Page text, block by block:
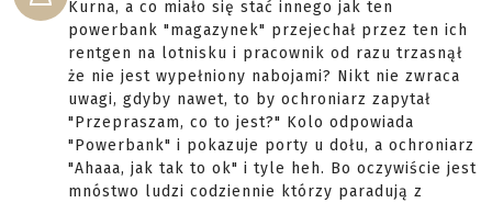
Kurna, a co miało się stać innego jak ten
powerbank "magazynek" przejechał przez ten ich
rentgen na lotnisku i pracownik od razu trzasnął
że nie jest wypełniony nabojami? Nikt nie zwraca
uwagi, gdyby nawet, to by ochroniarz zapytał
"Przepraszam, co to jest?" Kolo odpowiada
"Powerbank" i pokazuje porty u dołu, a ochroniarz
"Ahaaa, jak tak to ok" i tyle heh. Bo oczywiście jest
mnóstwo ludzi codziennie którzy paradują z